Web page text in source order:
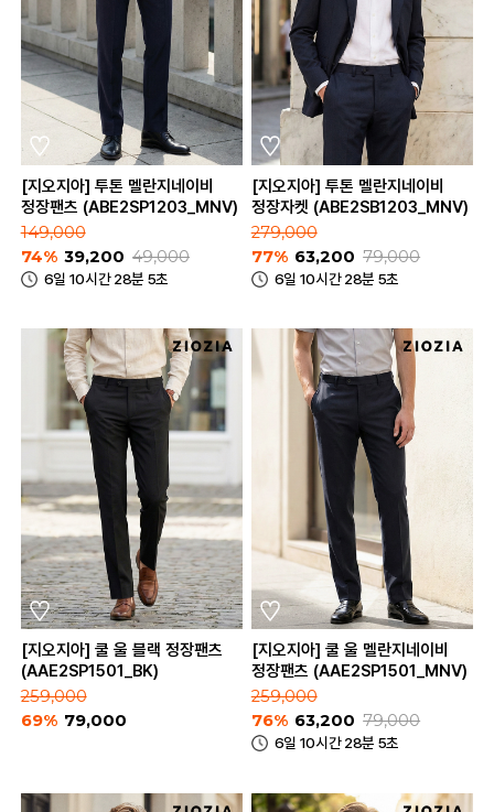
[지오지아] 투톤 멜란지네이비
정장팬츠 (ABE2SP1203_MNV)
149,000
74% 39,200 49,000
6일 10시간 28분 5초
[지오지아] 투톤 멜란지네이비
정장자켓 (ABE2SB1203_MNV)
279,000
77% 63,200 79,000
6일 10시간 28분 5초
[지오지아] 쿨 울 블랙 정장팬츠
(AAE2SP1501_BK)
259,000
69% 79,000
[지오지아] 쿨 울 멜란지네이비
정장팬츠 (AAE2SP1501_MNV)
259,000
76% 63,200 79,000
6일 10시간 28분 5초